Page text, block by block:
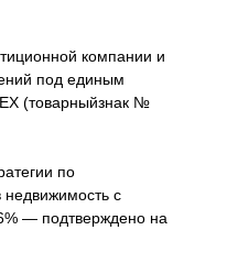
компании и
под единым
(товарныйзнак №
по
недвижимость с
— подтверждено на